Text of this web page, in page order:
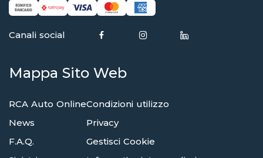
Canali social
Mappa Sito Web
RCA Auto Online
News
F.A.Q.
Condizioni utilizzo
Privacy
Gestisci Cookie